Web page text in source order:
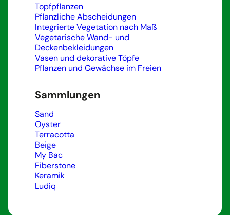
Topfpflanzen
Pflanzliche Abscheidungen
Integrierte Vegetation nach Maß
Vegetarische Wand- und
Deckenbekleidungen
Vasen und dekorative Töpfe
Pflanzen und Gewächse im Freien
Sammlungen
Sand
Oyster
Terracotta
Beige
My Bac
Fiberstone
Keramik
Ludiq